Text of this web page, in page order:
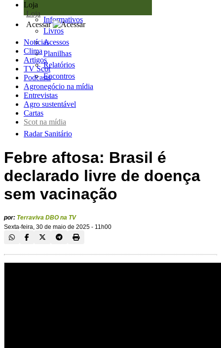
Loja
Loja
Informativos
Livros
Acessos
Planilhas
Relatórios
Encontros
Acessar
Notícias
Clima
Artigos
TV Scot
Podcasts
Agronegócio na mídia
Entrevistas
Agro sustentável
Cartas
Scot na mídia
Radar Sanitário
Febre aftosa: Brasil é
declarado livre de doença
sem vacinação
por: Terraviva DBO na TV
Sexta-feira, 30 de maio de 2025 - 11h00